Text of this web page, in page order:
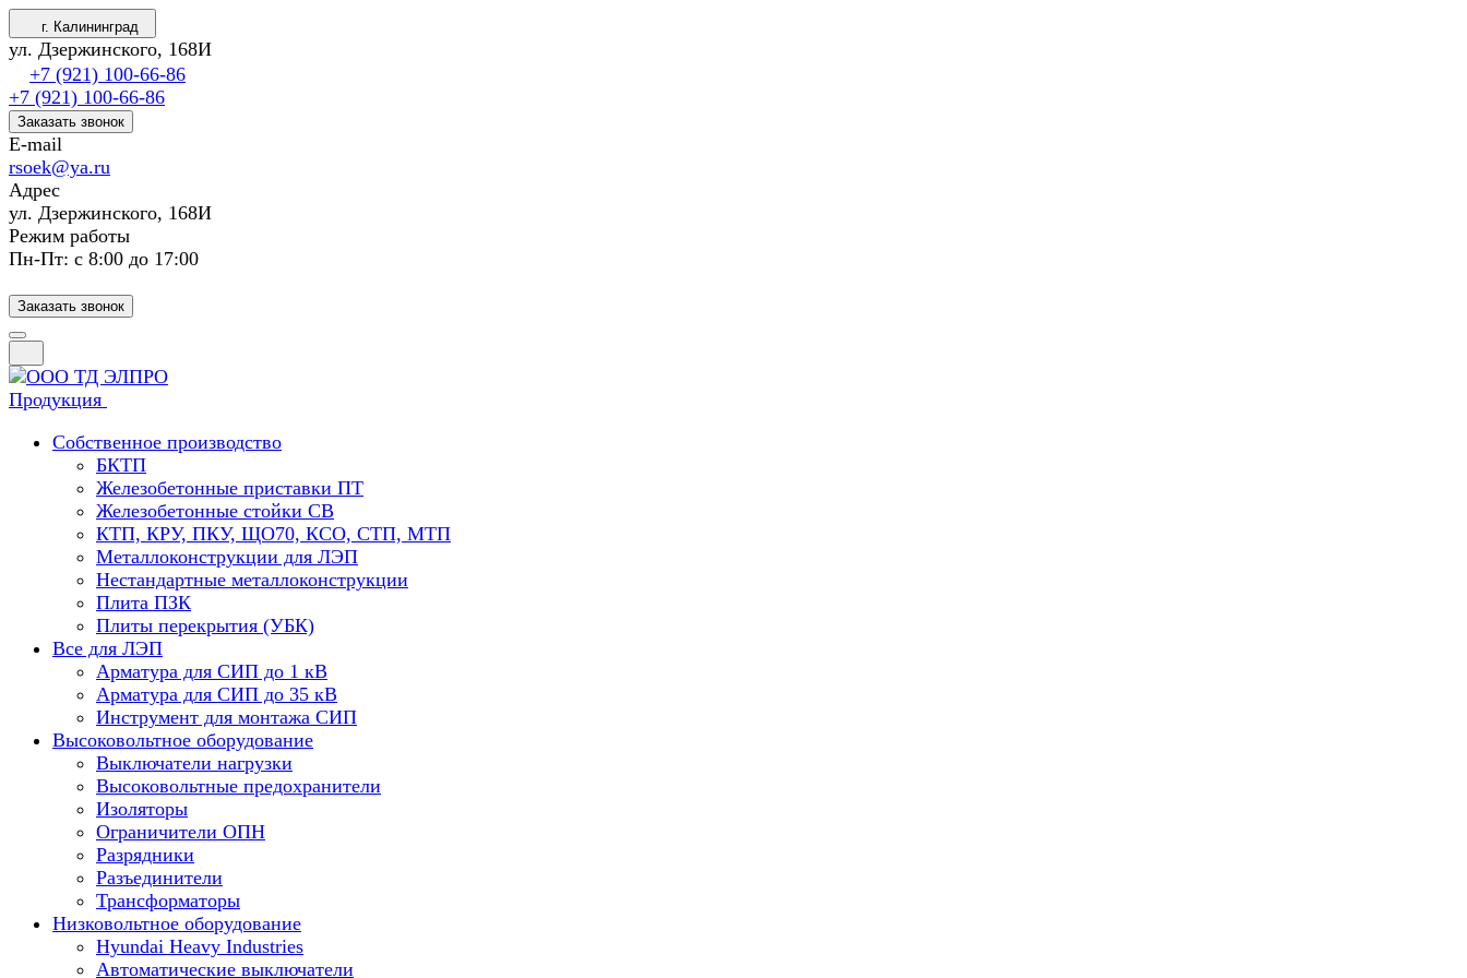
г. Калининград
ул. Дзержинского, 168И
+7 (921) 100-66-86
+7 (921) 100-66-86
Заказать звонок
E-mail
rsoek@ya.ru
Адрес
ул. Дзержинского, 168И
Режим работы
Пн-Пт: с 8:00 до 17:00
Заказать звонок
Продукция
Собственное производство
БКТП
Железобетонные приставки ПТ
Железобетонные стойки СВ
КТП, КРУ, ПКУ, ЩО70, КСО, СТП, МТП
Металлоконструкции для ЛЭП
Нестандартные металлоконструкции
Плита ПЗК
Плиты перекрытия (УБК)
Все для ЛЭП
Арматура для СИП до 1 кВ
Арматура для СИП до 35 кВ
Инструмент для монтажа СИП
Высоковольтное оборудование
Выключатели нагрузки
Высоковольтные предохранители
Изоляторы
Ограничители ОПН
Разрядники
Разъединители
Трансформаторы
Низковольтное оборудование
Hyundai Heavy Industries
Автоматические выключатели